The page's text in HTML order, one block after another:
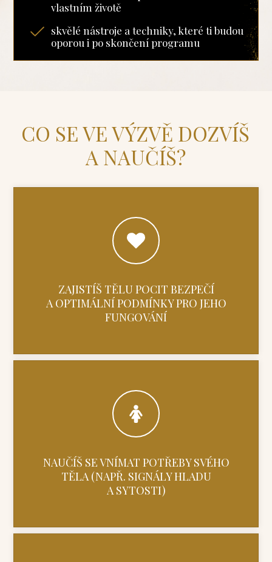
vlastním životě
skvělé nástroje a techniky, které ti budou
oporou i po skončení programu
CO SE VE VÝZVĚ DOZVÍŠ
A NAUČÍŠ?
ZAJISTÍŠ TĚLU POCIT BEZPEČÍ
A OPTIMÁLNÍ PODMÍNKY PRO JEHO
FUNGOVÁNÍ
NAUČÍŠ SE VNÍMAT POTŘEBY SVÉHO
TĚLA (NAPŘ. SIGNÁLY HLADU
A SYTOSTI)